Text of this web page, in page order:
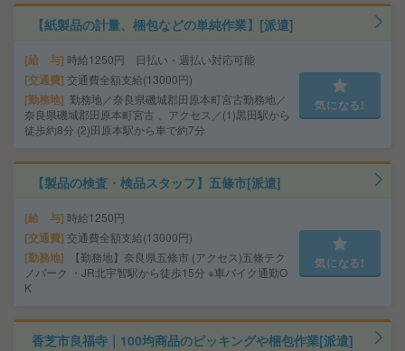
【紙製品の計量、梱包などの単純作業】[派遣]
給 与 時給1250円 日払い・週払い対応可能
交通費 交通費全額支給(13000円)
勤務地 勤務地／奈良県磯城郡田原本町宮古勤務地／
奈良県磯城郡田原本町宮古 、アクセス／(1)黒田駅から
徒歩約8分 (2)田原本駅から車で約7分
気になる!
【製品の検査・検品スタッフ】五條市[派遣]
給 与 時給1250円
交通費 交通費全額支給(13000円)
勤務地
【勤務地】奈良県五條市 (アクセス)五條テク
ノパーク ・JR北宇智駅から徒歩15分 ※車バイク通勤O
K
気になる!
香芝市良福寺｜100均商品のピッキングや梱包作業[派遣]